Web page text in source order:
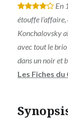
* * * *
En
étouffe
Konchalovsky
avec tout le brio
dans un noir et
Les Fiches du